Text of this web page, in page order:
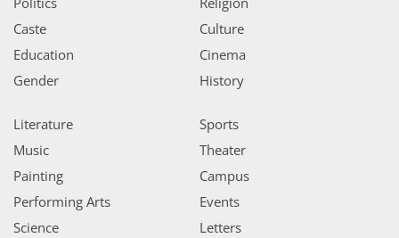
Caste
Education
Gender
Culture
Cinema
History
Literature
Music
Painting
Performing Arts
Science
Sports
Theater
Campus
Events
Letters